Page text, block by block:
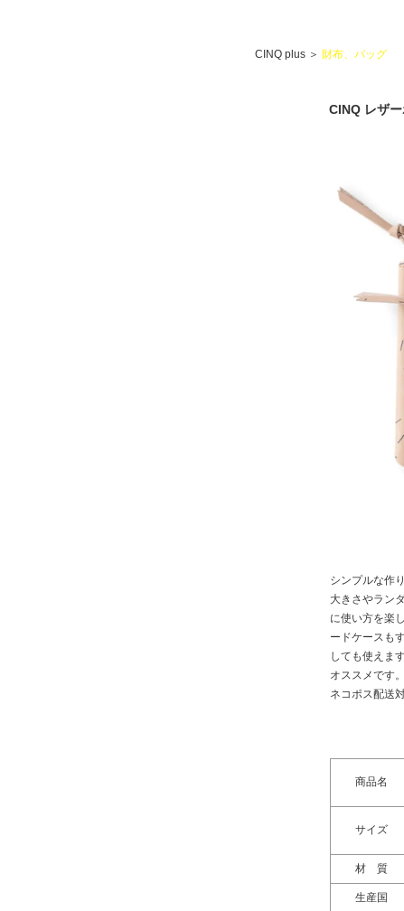
CINQ plus ＞ 財布、バッグ
CINQ レザ
シンプルな作
大きさやラン
に使い方を楽
ードケースも
しても使えま
オススメです
ネコポス配送
商品名
サイズ
材 質
生産国